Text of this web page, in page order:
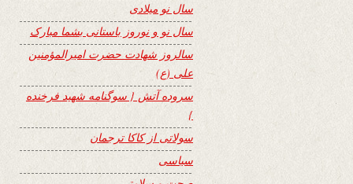
سال نو میلادی
سال نو و نوروز باستانی بشما مبارک
سالروز شهادت حضرت امیرالمؤمنین
علی (ع)
سروده آتش { سوگنامه شهید فرخنده
}
سولاتی از کاکا ترجمان
سیاسی